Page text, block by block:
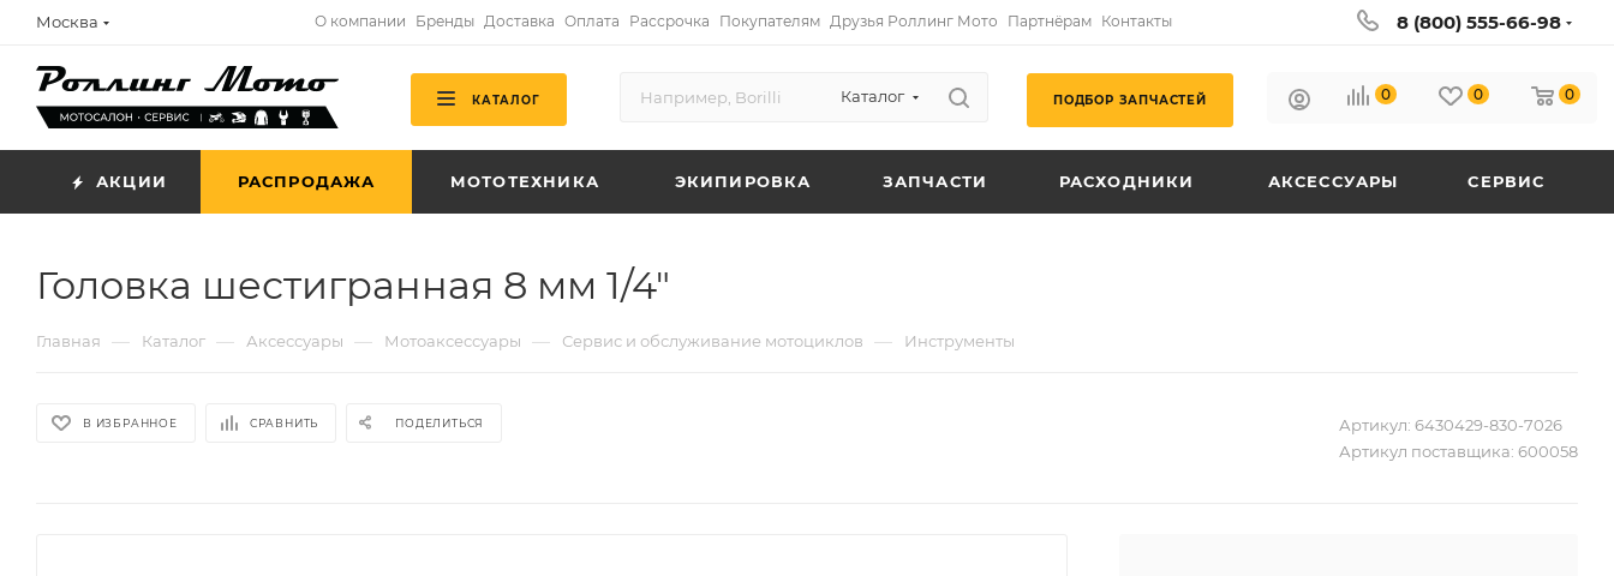
Москва О компании Бренды Доставка Оплата Рассрочка Покупателям Друзья Роллинг Мото Партнёрам Контакты 8 (800) 555-66-98
КАТАЛОГ Каталог ПОДБОР ЗАПЧАСТЕЙ 0 0 0
АКЦИИ РАСПРОДАЖА МОТОТЕХНИКА ЭКИПИРОВКА ЗАПЧАСТИ РАСХОДНИКИ АКСЕССУАРЫ СЕРВИС
Головка шестигранная 8 мм 1/4"
Главная — Каталог — Аксессуары — Мотоаксессуары — Сервис и обслуживание мотоциклов — Инструменты
В ИЗБРАННОЕ СРАВНИТЬ ПОДЕЛИТЬСЯ Артикул: 6430429-830-7026
Артикул поставщика: 600058